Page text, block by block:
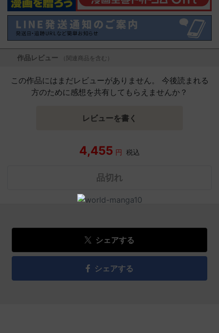
作品レビュー （関連商品を含む）
この作品にはまだレビューがありません。 今後読まれる
方のために感想を共有してもらえませんか？
レビューを書く
4,455 円 税込
品切れ
シェアする
シェアする